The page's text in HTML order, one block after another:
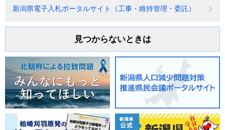
新潟県電子入札ポータルサイト（工事・維持管理・委託）
見つからないときは